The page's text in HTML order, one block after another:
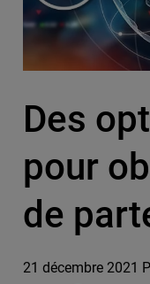
Des
pour
de
21 décembre 2021